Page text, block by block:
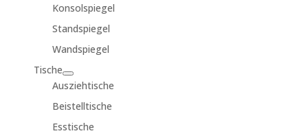
Konsolspiegel
Standspiegel
Wandspiegel
Tische
Ausziehtische
Beistelltische
Esstische